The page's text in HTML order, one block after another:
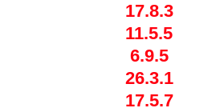
17.8.3
11.5.5
6.9.5
26.3.1
17.5.7